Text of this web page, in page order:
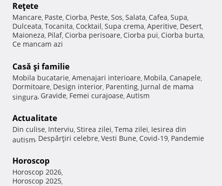
Reţete
Mancare, Paste, Ciorba, Peste, Sos, Salata, Cafea, Supa,
Dulceata, Tocanita, Cocktail, Supa crema, Aperitive, Desert,
Maioneza, Pilaf, Ciorba perisoare, Ciorba pui, Ciorba burta,
Ce mancam azi
Casă şi familie
Mobila bucatarie, Amenajari interioare, Mobila, Canapele,
Dormitoare, Design interior, Parenting, Jurnal de mama
singura, Gravide, Femei curajoase, Autism
Actualitate
Din culise, Interviu, Stirea zilei, Tema zilei, Iesirea din
autism, Despărţiri celebre, Vesti Bune, Covid-19, Pandemie
Horoscop
Horoscop 2026,
Horoscop 2025,